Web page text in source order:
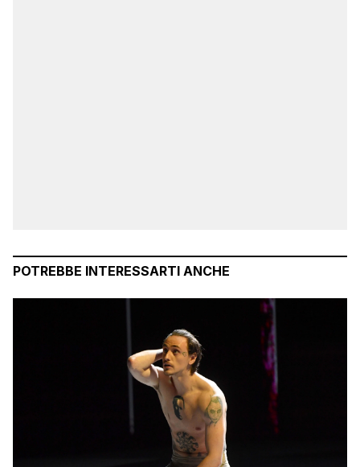
POTREBBE INTERESSARTI ANCHE